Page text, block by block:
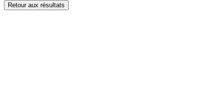
Retour aux résultats